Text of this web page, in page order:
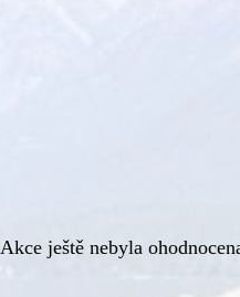
Akce ještě nebyla